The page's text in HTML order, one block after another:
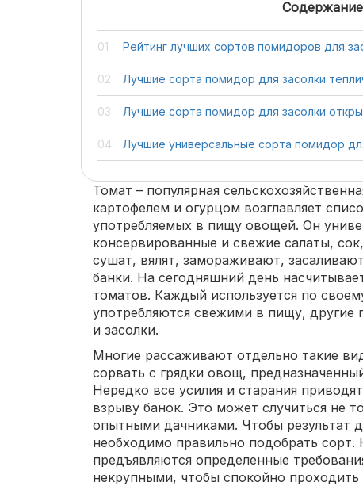
Содержание
Рейтинг лучших сортов помидоров для
Лучшие сорта помидор для засолки
Лучшие сорта помидор для засолки
Лучшие универсальные сорта помидор
Томат – популярная
картофелем и огурцом возглавляет
употребляемых в пищу овощей. Он
консервированные и свежие салаты,
сушат, вялят, замораживают,
банки. На сегодняшний день
томатов. Каждый используется по
употребляются свежими в пищу, другие
и засолки.
Многие рассаживают отдельно такие
сорвать с грядки овощ,
Нередко все усилия и старания
взрыву банок. Это может случиться не
опытными дачниками. Чтобы результат
необходимо правильно подобрать сорт.
предъявляются определенные
некрупными, чтобы спокойно